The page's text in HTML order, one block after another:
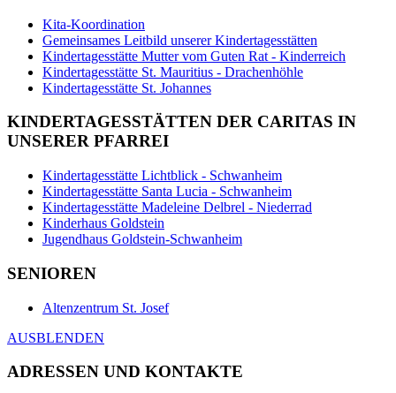
Kita-Koordination
Gemeinsames Leitbild unserer Kindertagesstätten
Kindertagesstätte Mutter vom Guten Rat - Kinderreich
Kindertagesstätte St. Mauritius - Drachenhöhle
Kindertagesstätte St. Johannes
KINDERTAGESSTÄTTEN DER CARITAS IN
UNSERER PFARREI
Kindertagesstätte Lichtblick - Schwanheim
Kindertagesstätte Santa Lucia - Schwanheim
Kindertagesstätte Madeleine Delbrel - Niederrad
Kinderhaus Goldstein
Jugendhaus Goldstein-Schwanheim
SENIOREN
Altenzentrum St. Josef
AUSBLENDEN
ADRESSEN UND KONTAKTE